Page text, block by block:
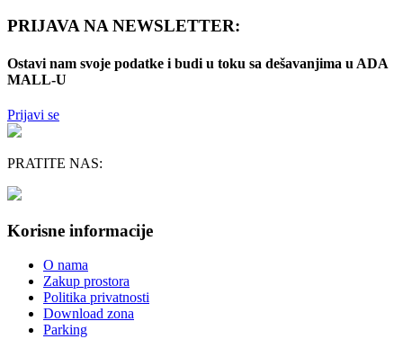
PRIJAVA NA NEWSLETTER:
Ostavi nam svoje podatke i budi u toku sa dešavanjima u ADA
MALL-U
Prijavi se
PRATITE NAS:
Korisne informacije
O nama
Zakup prostora
Politika privatnosti
Download zona
Parking